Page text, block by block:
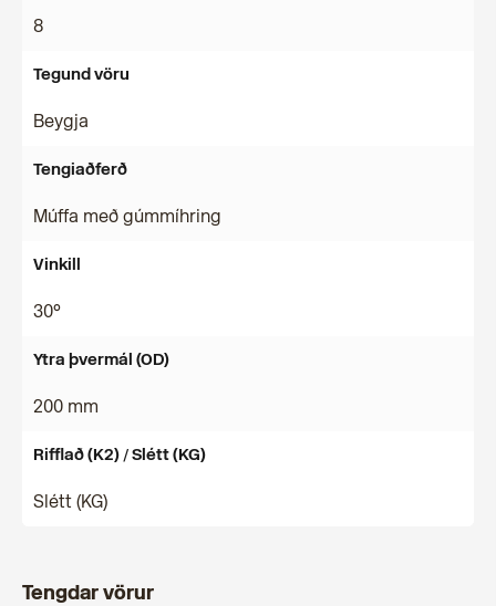
8
Tegund vöru
Beygja
Tengiaðferð
Múffa með gúmmíhring
Vinkill
30°
Ytra þvermál (OD)
200 mm
Rifflað (K2) / Slétt (KG)
Slétt (KG)
Tengdar vörur